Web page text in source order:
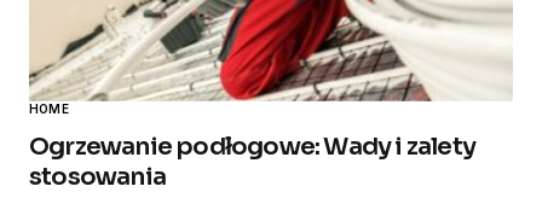
HOME
Ogrzewanie podłogowe: Wady i zalety
stosowania